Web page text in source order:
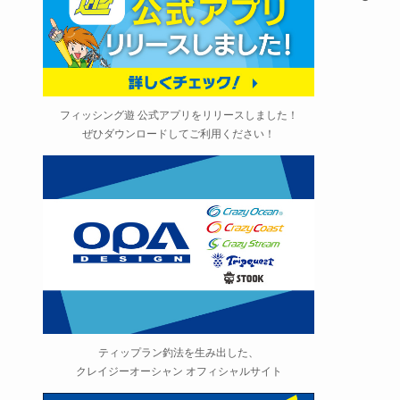
フィッシング遊 公式アプリをリリースしました！
ぜひダウンロードしてご利用ください！
ティップラン釣法を生み出した、
クレイジーオーシャン オフィシャルサイト